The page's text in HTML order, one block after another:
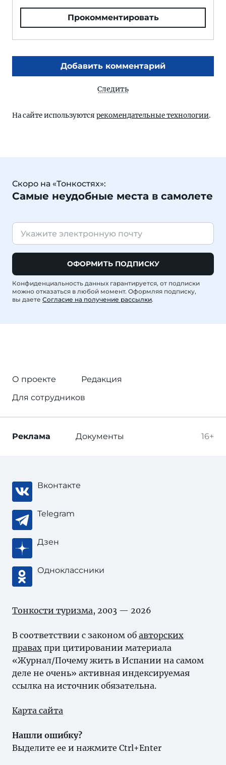
Прокомментировать
Добавить комментарий
Следить
На сайте используются рекомендательные технологии.
Скоро на «Тонкостях»:
Самые неудобные места в самолете
ОФОРМИТЬ ПОДПИСКУ
Конфиденциальность данных гарантируется, от подписки
можно отказаться в любой момент. Оформляя подписку,
вы даете Согласие на получение рассылки.
О проекте
Редакция
Для сотрудников
16+
Реклама Документы
Вконтакте
Telegram
Дзен
Одноклассники
Тонкости туризма, 2003 — 2026
В соответствии с законом об авторских
правах при цитировании материала
«Журнал/Почему жить в Испании на самом
деле не очень» активная индексируемая
ссылка на источник обязательна.
Карта сайта
Нашли ошибку?
Выделите ее и нажмите Ctrl+Enter